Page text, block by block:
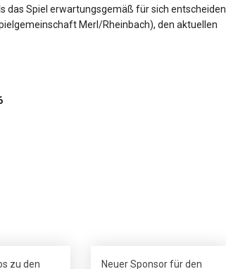
das Spiel erwartungsgemäß für sich entscheiden
Merl/Rheinbach), den aktuellen
zu den Neuer Sponsor für den